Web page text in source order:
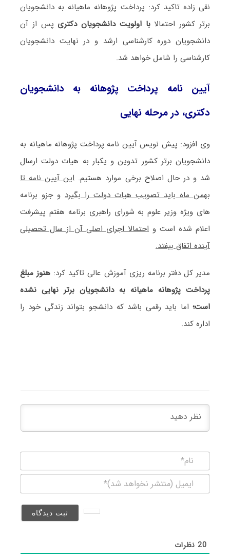
نقی زاده تاکید کرد: پرداخت پژوهانه ماهیانه به دانشجویان
برتر کشور احتمالابا اولویت دانشجویان دکتری پس از آن
دانشجویان دوره کارشناسی ارشد و در نهایت دانشجویان
کارشناسی را شامل خواهد شد.
آیین نامه پرداخت پژوهانه به دانشجویان
دکتری، در مرحله نهایی
وی افزود: پیش نویس آیین نامه پرداخت پژوهانه ماهیانه به
دانشجویان برتر کشور تدوین و یکبار به هیات دولت ارسال
شد و در حال اصلاح برخی موارد هستیم.این آیین نامه تا
بهمن ماه باید تصویب هیات دولت را بگیرد و جزو برنامه
های ویژه وزیر علوم به شورای راهبری برنامه هفتم پیشرفت
اعلام شده است و احتمالا اجرای اصلی آن از سال تحصیلی
آینده اتفاق بیفتد.
مدیر کل دفتر برنامه ریزی آموزش عالی تاکید کرد: هنوز مبلغ
پرداخت پژوهانه ماهیانه به دانشجویان برتر نهایی نشده
است؛اما باید رقمی باشد که دانشجو بتواند زندگی خود را
اداره کند.
(منتشر
20نظرات